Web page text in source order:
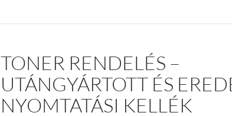
TONER RENDELÉS –
UTÁNGYÁRTOTT ÉS
NYOMTATÁSI KELLÉK